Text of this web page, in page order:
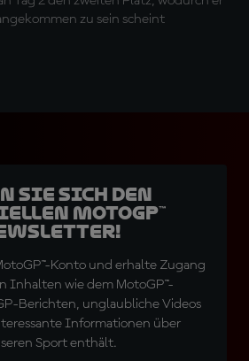
zu sein scheint
Sie sich den
MotoGP™
Konto und erhalte Zugang
Inhalten wie dem MotoGP™-
Berichten, unglaubliche Videos
Informationen über
Sport enthält.